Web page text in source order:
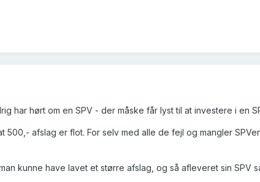
har hørt om en SPV - der måske får lyst til at investere i en
500,- afslag er flot. For selv med alle de fejl og mangler
kunne have lavet et større afslag, og så afleveret sin SPV